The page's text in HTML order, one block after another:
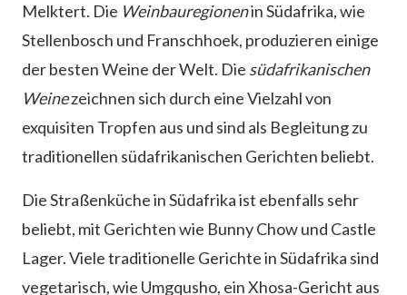
Melktert. Die Weinbauregionenin Südafrika, wie
Stellenbosch und Franschhoek, produzieren einige
der besten Weine der Welt. Die südafrikanischen
Weinezeichnen sich durch eine Vielzahl von
exquisiten Tropfen aus und sind als Begleitung zu
traditionellen südafrikanischen Gerichten beliebt.
Die Straßenküche in Südafrika ist ebenfalls sehr
beliebt, mit Gerichten wie Bunny Chow und Castle
Lager. Viele traditionelle Gerichte in Südafrika sind
vegetarisch, wie Umgqusho, ein Xhosa-Gericht aus